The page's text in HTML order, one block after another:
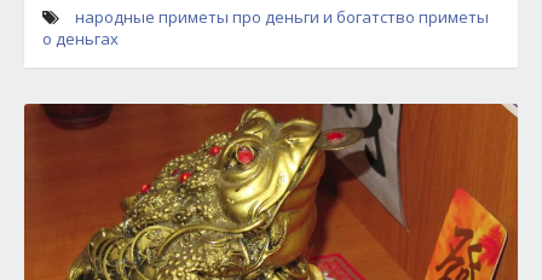
народные приметы про деньги и богатство приметы
о деньгах